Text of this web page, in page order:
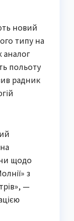
новий
типу на
аналог
польоту
радник
щодо
з
—